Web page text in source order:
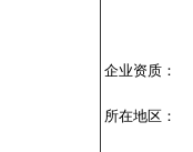
企业资质：
所在地区：